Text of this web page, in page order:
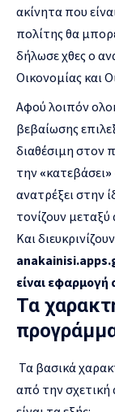
ακίνητα που
πολίτης θα
δήλωσε χθες ο
Οικονομίας και
Αφού λοιπόν
βεβαίωσης
διαθέσιμη στον
την «κατεβάσει
ανατρέξει στην
τονίζουν μεταξύ
Και
είναι
Τα
Τα βασικά
από την